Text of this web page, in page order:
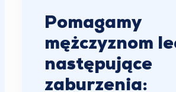
Pomagamy
mężczyznom
następujące
zaburzenia: